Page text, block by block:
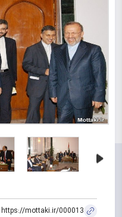
https://mottaki.ir/000013